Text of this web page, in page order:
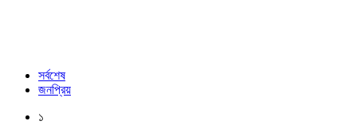
সর্বশেষ
জনপ্রিয়
১